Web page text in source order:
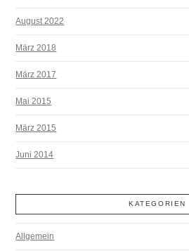
August 2022
März 2018
März 2017
Mai 2015
März 2015
Juni 2014
KATEGORIEN
Allgemein